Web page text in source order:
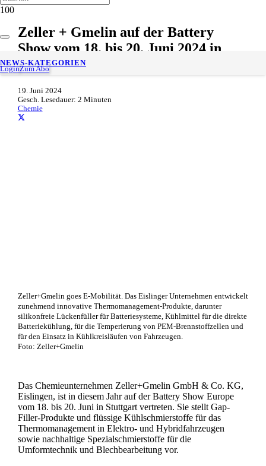
LoginZum Abo
NEWS-KATEGORIEN
Zeller + Gmelin auf der Battery
Show vom 18. bis 20. Juni 2024 in
Stuttgart
19. Juni 2024
Gesch. Lesedauer: 2 Minuten
Chemie
Zeller+Gmelin goes E-Mobilität. Das Eislinger Unternehmen entwickelt
zunehmend innovative Thermomanagement-Produkte, darunter
silikonfreie Lückenfüller für Batteriesysteme, Kühlmittel für die direkte
Batteriekühlung, für die Temperierung von PEM-Brennstoffzellen und
für den Einsatz in Kühlkreisläufen von Fahrzeugen.
Foto: Zeller+Gmelin
Das Chemieunternehmen Zeller+Gmelin GmbH & Co. KG,
Eislingen, ist in diesem Jahr auf der Battery Show Europe
vom 18. bis 20. Juni in Stuttgart vertreten. Sie stellt Gap-
Filler-Produkte und flüssige Kühlschmierstoffe für das
Thermomanagement in Elektro- und Hybridfahrzeugen
sowie nachhaltige Spezialschmierstoffe für die
Umformtechnik und Blechbearbeitung vor.